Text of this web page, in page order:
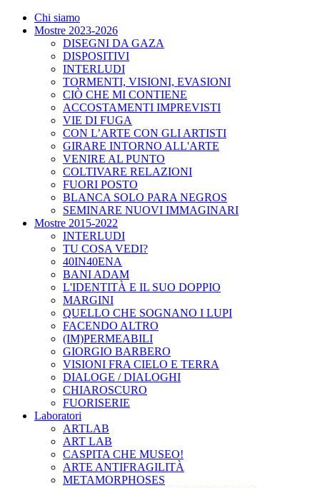
Chi siamo
Mostre 2023-2026
DISEGNI DA GAZA
DISPOSITIVI
INTERLUDI
TORMENTI, VISIONI, EVASIONI
CIÒ CHE MI CONTIENE
ACCOSTAMENTI IMPREVISTI
VIE DI FUGA
CON L’ARTE CON GLI ARTISTI
GIRARE INTORNO ALL'ARTE
VENIRE AL PUNTO
COLTIVARE RELAZIONI
FUORI POSTO
BLANCA SOLO PARA NEGROS
SEMINARE NUOVI IMMAGINARI
Mostre 2015-2022
INTERLUDI
TU COSA VEDI?
40IN40ENA
BANI ADAM
L'IDENTITÀ E IL SUO DOPPIO
MARGINI
QUELLO CHE SOGNANO I LUPI
FACENDO ALTRO
(IM)PERMEABILI
GIORGIO BARBERO
VISIONI FRA CIELO E TERRA
DIALOGE / DIALOGHI
CHIAROSCURO
FUORISERIE
Laboratori
ARTLAB
ART LAB
CASPITA CHE MUSEO!
ARTE ANTIFRAGILITÀ
METAMORPHOSES